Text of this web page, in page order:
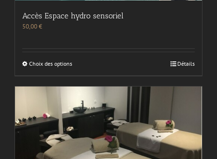
Accès Espace hydro sensoriel
50,00€
Choix des options Détails